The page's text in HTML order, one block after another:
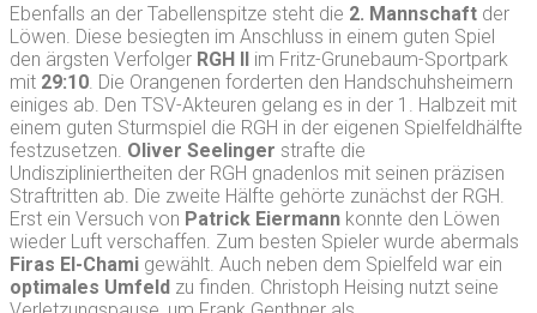
Ebenfalls an der Tabellenspitze steht die 2. Mannschaft der
Löwen. Diese besiegten im Anschluss in einem guten Spiel
den ärgsten Verfolger RGH II im Fritz-Grunebaum-Sportpark
mit 29:10 . Die Orangenen forderten den Handschuhsheimern
einiges ab. Den TSV-Akteuren gelang es in der 1. Halbzeit mit
einem guten Sturmspiel die RGH in der eigenen Spielfeldhälfte
festzusetzen. Oliver Seelinger strafte die
Undiszipliniertheiten der RGH gnadenlos mit seinen präzisen
Straftritten ab. Die zweite Hälfte gehörte zunächst der RGH.
Erst ein Versuch von Patrick Eiermann konnte den Löwen
wieder Luft verschaffen. Zum besten Spieler wurde abermals
Firas El-Chami gewählt. Auch neben dem Spielfeld war ein
optimales Umfeld zu finden. Christoph Heising nutzt seine